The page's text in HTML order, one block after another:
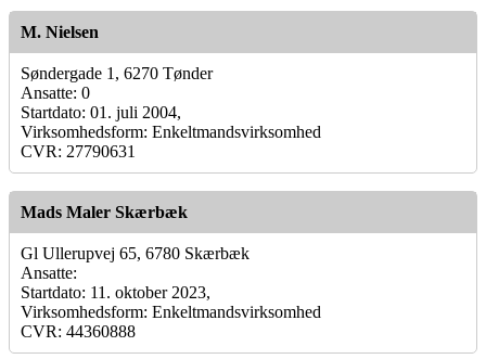
M. Nielsen
Søndergade 1, 6270 Tønder
Ansatte: 0
Startdato: 01. juli 2004,
Virksomhedsform: Enkeltmandsvirksomhed
CVR: 27790631
Mads Maler Skærbæk
Gl Ullerupvej 65, 6780 Skærbæk
Ansatte:
Startdato: 11. oktober 2023,
Virksomhedsform: Enkeltmandsvirksomhed
CVR: 44360888